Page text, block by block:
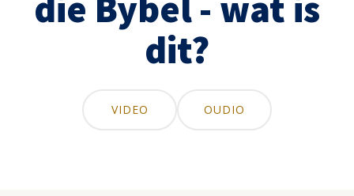
dit?
VIDEO OUDIO